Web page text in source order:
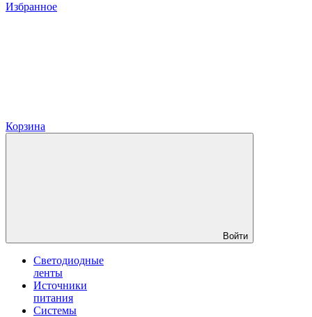
Избранное
Корзина
Войти
Светодиодные
ленты
Источники
питания
Системы